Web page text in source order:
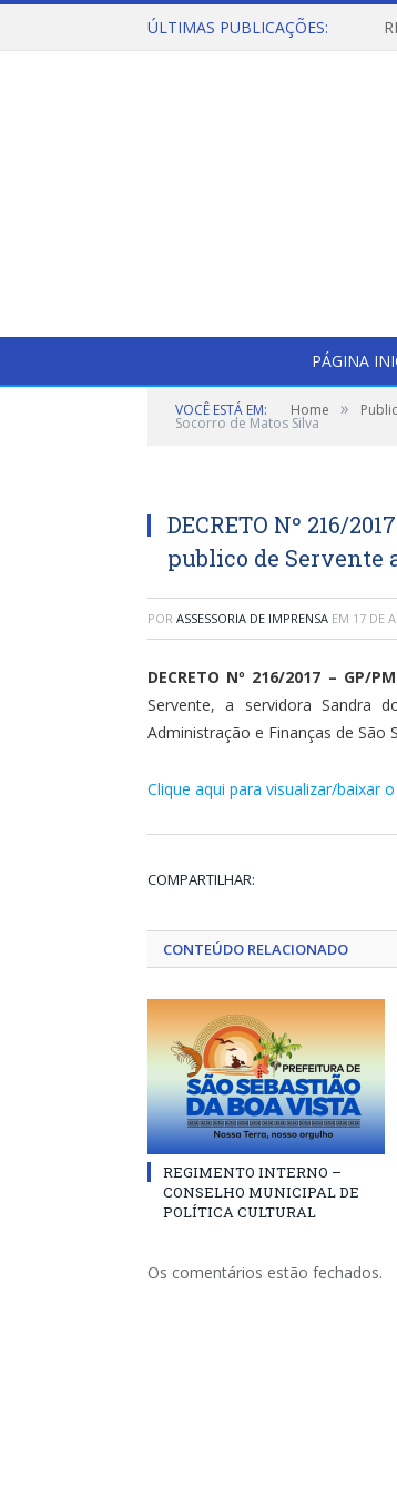
ÚLTIMAS PUBLICAÇÕES:
PÁGINA
VOCÊ ESTÁ EM: Home »
Socorro de Matos Silva
DECRETO Nº 216/
publico de Servente
POR ASSESSORIA DE IMPRENSA EM 17 DE
DECRETO Nº 216/2017 – GP/
Servente, a servidora Sandra
Administração e Finanças de São
Clique aqui para visualizar/baixar
COMPARTILHAR:
CONTEÚDO RELACIONADO
REGIMENTO INTERNO –
CONSELHO MUNICIPAL DE
POLÍTICA CULTURAL
Os comentários estão fechados.